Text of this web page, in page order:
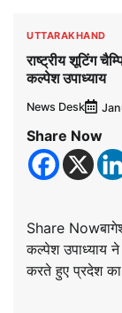
UTTARAKHAND
राष्ट्रीय शूटिंग
कल्पेश उपाध्याय
News Desk
Share Now
Share
कल्पेश उपाध्याय ने
करते हुए प्रदेश